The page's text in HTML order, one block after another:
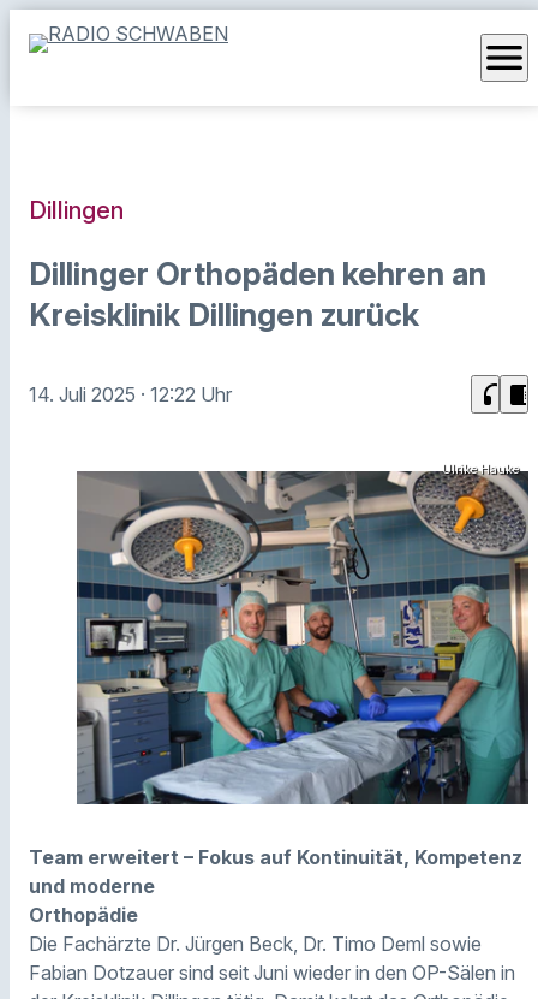
menu
Dillingen
Dillinger Orthopäden kehren an
Kreisklinik Dillingen zurück
14. Juli 2025 · 12:22 Uhr headphones chrome_reader_mode
Ulrike Hauke
Team erweitert – Fokus auf Kontinuität, Kompetenz
und moderne
Orthopädie
Die Fachärzte Dr. Jürgen Beck, Dr. Timo Deml sowie
Fabian Dotzauer sind seit Juni wieder in den OP-Sälen in